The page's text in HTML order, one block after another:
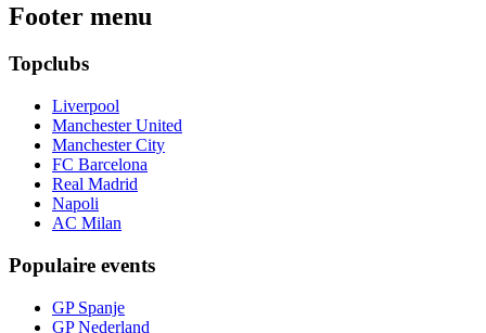
Footer menu
Topclubs
Liverpool
Manchester United
Manchester City
FC Barcelona
Real Madrid
Napoli
AC Milan
Populaire events
GP Spanje
GP Nederland